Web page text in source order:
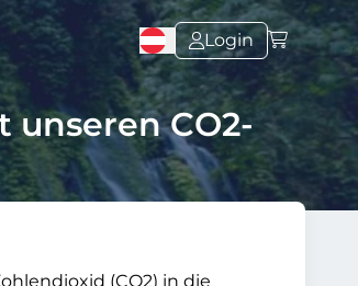
Login
CO2-
(CO2) in die